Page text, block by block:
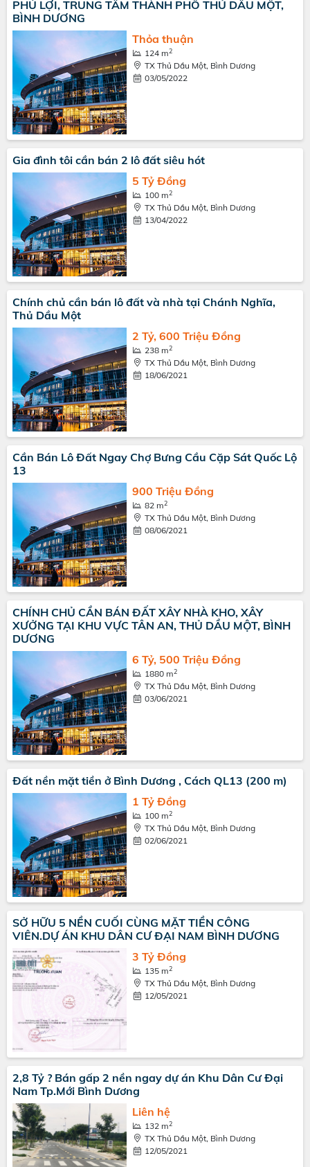
PHÚ LỢI, TRUNG TÂM THÀNH PHỐ THỦ DẦU MỘT,
BÌNH DƯƠNG
Thỏa thuận
124 m2
TX Thủ Dầu Một, Bình Dương
03/05/2022
Gia đình tôi cần bán 2 lô đất siêu hót
5 Tỷ Đồng
100 m2
TX Thủ Dầu Một, Bình Dương
13/04/2022
Chính chủ cần bán lô đất và nhà tại Chánh Nghĩa,
Thủ Dầu Một
2 Tỷ, 600 Triệu Đồng
238 m2
TX Thủ Dầu Một, Bình Dương
18/06/2021
Cần Bán Lô Đất Ngay Chợ Bưng Cầu Cặp Sát Quốc Lộ
13
900 Triệu Đồng
82 m2
TX Thủ Dầu Một, Bình Dương
08/06/2021
CHÍNH CHỦ CẦN BÁN ĐẤT XÂY NHÀ KHO, XÂY
XƯỞNG TẠI KHU VỰC TÂN AN, THỦ DẦU MỘT, BÌNH
DƯƠNG
6 Tỷ, 500 Triệu Đồng
1880 m2
TX Thủ Dầu Một, Bình Dương
03/06/2021
Đất nền mặt tiền ở Bình Dương , Cách QL13 (200 m)
1 Tỷ Đồng
100 m2
TX Thủ Dầu Một, Bình Dương
02/06/2021
SỞ HỮU 5 NỀN CUỐI CÙNG MẶT TIỀN CÔNG
VIÊN.DỰ ÁN KHU DÂN CƯ ĐẠI NAM BÌNH DƯƠNG
3 Tỷ Đồng
135 m2
TX Thủ Dầu Một, Bình Dương
12/05/2021
2,8 Tỷ ? Bán gấp 2 nền ngay dự án Khu Dân Cư Đại
Nam Tp.Mới Bình Dương
Liên hệ
132 m2
TX Thủ Dầu Một, Bình Dương
12/05/2021